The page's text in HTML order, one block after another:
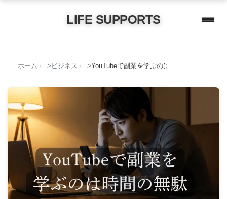
LIFE SUPPORTS
ホーム / ビジネス / YouTubeで副業を学ぶのは時間の無駄！本当